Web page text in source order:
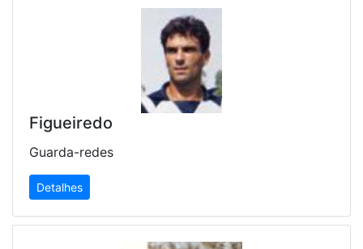
Figueiredo
Guarda-redes
Detalhes